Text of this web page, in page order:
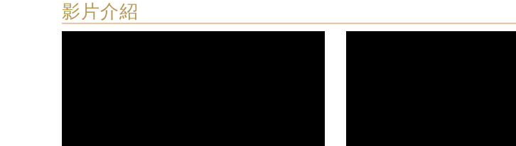
影片介紹